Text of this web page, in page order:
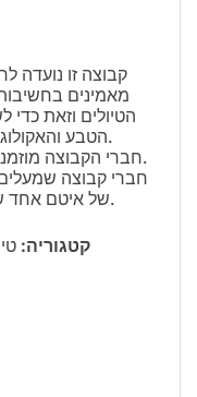
קבוצה זו נועדה
מאמינים
הטיולים וזאת כדי
הטבע והאקולוגיה ולאפשר לנו להמשיך לטייל.
חברי הקבוצה מוזמנים להעלות תכנים הקשורים בנושא.
חברי קבוצה
של איטם אחד של חומר איכותי לפרסום אחד.
קטגוריה: